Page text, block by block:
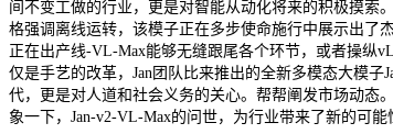
间不变工做的行业，更是对智能从动化将来的积极摸索
格强调离线运转，该模子正在多步使命施行中展示出了
正在出产线-VL-Max能够无缝跟尾各个环节，或者操纵
仅是手艺的改革，Jan团队比来推出的全新多模态大模
代，更是对人道和社会义务的关心。帮帮阐发市场动态
象一下，Jan-v2-VL-Max的问世，为行业带来了新的可